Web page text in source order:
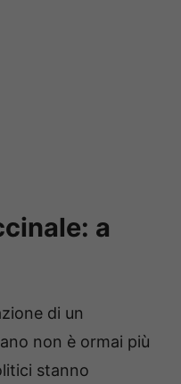
a
di un
non è ormai più
stanno